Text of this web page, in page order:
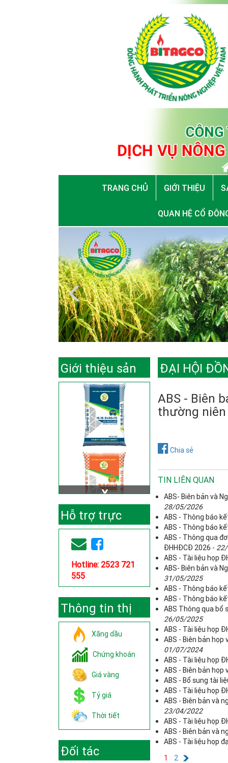
TRANG CHỦ GIỚI THIỆU
QUAN HỆ CỔ
Giới thiệu sản
phẩm
Hỗ trợ trực
tuyến
Hotline: 2523 721
555
Thông tin thị
trườngXăng dầu
Chứng khoán
Giá vàng
Tỷ giá
Thời tiết
Đối tác
ĐẠI HỘI
ABS - Biên
thường niên
Chia sẻ
TIN LIÊN QUAN
ABS- Biên bản và
28/05/2026
ABS - Thông báo
ABS - Thông báo
ABS - Thông qua
ĐHHĐCĐ 2026 -
ABS - Tài liệu họp
ABS- Biên bản và
31/05/2025
ABS - Thông báo
ABS - Thông báo
ABS Thông qua bổ
26/05/2025
ABS - Tài liệu họp
ABS - Biên bản
01/07/2024
ABS - Tài liệu họp
ABS - Biên bản
ABS - Bổ sung tài
ABS - Tài liệu họp
ABS - Biên bản và
23/04/2022
ABS - Tài liệu họp
ABS - Biên bản và
ABS - Tài liệu họp
1
2